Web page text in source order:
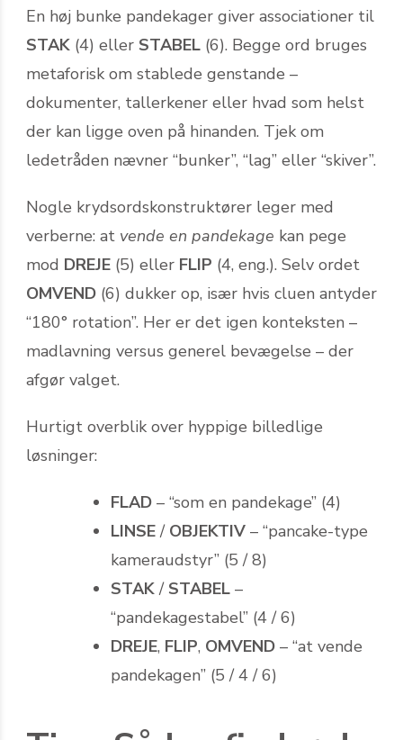
En høj bunke pandekager giver associationer til
STAK (4) eller STABEL (6). Begge ord bruges
metaforisk om stablede genstande –
dokumenter, tallerkener eller hvad som helst
der kan ligge oven på hinanden. Tjek om
ledetråden nævner “bunker”, “lag” eller “skiver”.
Nogle krydsordskonstruktører leger med
verberne: at vende en pandekage kan pege
mod DREJE (5) eller FLIP (4, eng.). Selv ordet
OMVEND (6) dukker op, især hvis cluen antyder
“180° rotation”. Her er det igen konteksten –
madlavning versus generel bevægelse – der
afgør valget.
Hurtigt overblik over hyppige billedlige
løsninger:
FLAD – “som en pandekage” (4)
LINSE / OBJEKTIV – “pancake-type
kameraudstyr” (5 / 8)
STAK / STABEL –
“pandekagestabel” (4 / 6)
DREJE, FLIP, OMVEND – “at vende
pandekagen” (5 / 4 / 6)